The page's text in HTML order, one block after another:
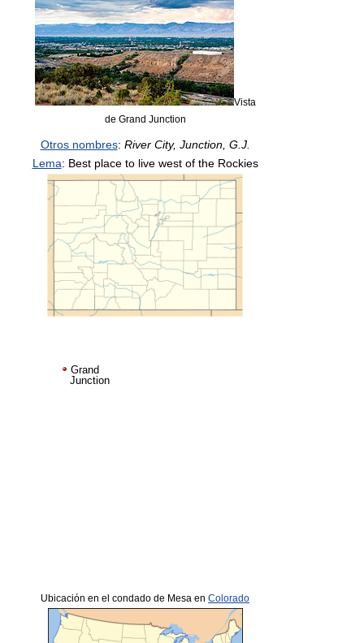
Vista
de Grand Junction
Otros nombres: River City, Junction, G.J.
Lema: Best place to live west of the Rockies
Grand
Junction
Ubicación en el condado de Mesa en Colorado